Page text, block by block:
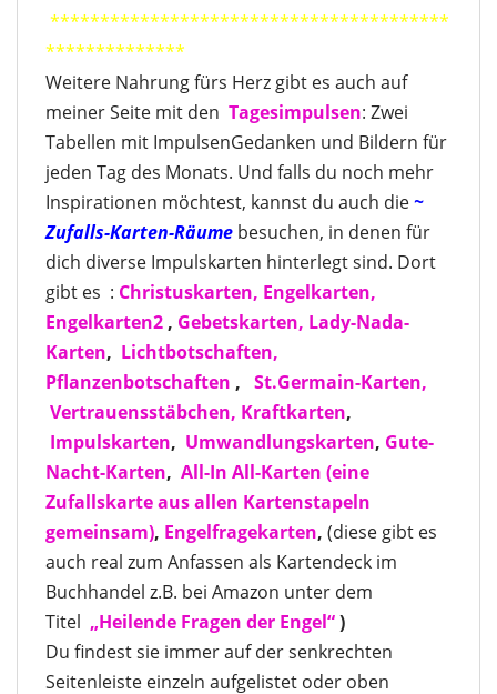
****************************************
**************
Weitere Nahrung fürs Herz gibt es auch auf
meiner Seite mit den Tagesimpulsen: Zwei
Tabellen mit ImpulsenGedanken und Bildern für
jeden Tag des Monats. Und falls du noch mehr
Inspirationen möchtest, kannst du auch die~
Zufalls-Karten-Räume besuchen, in denen für
dich diverse Impulskarten hinterlegt sind. Dort
gibt es : Christuskarten, Engelkarten,
Engelkarten2 , Gebetskarten, Lady-Nada-
Karten, Lichtbotschaften,
Pflanzenbotschaften , St.Germain-Karten,
Vertrauensstäbchen, Kraftkarten,
Impulskarten, Umwandlungskarten, Gute-
Nacht-Karten, All-In All-Karten (eine
Zufallskarte aus allen Kartenstapeln
gemeinsam), Engelfragekarten, (diese gibt es
auch real zum Anfassen als Kartendeck im
Buchhandel z.B. bei Amazon unter dem
Titel „Heilende Fragen der Engel“)
Du findest sie immer auf der senkrechten
Seitenleiste einzeln aufgelistet oder oben